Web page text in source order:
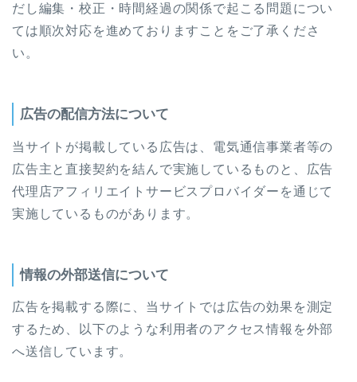
だし編集・校正・時間経過の関係で起こる問題につい
ては順次対応を進めておりますことをご了承くださ
い。
広告の配信方法について
当サイトが掲載している広告は、電気通信事業者等の
広告主と直接契約を結んで実施しているものと、広告
代理店アフィリエイトサービスプロバイダーを通じて
実施しているものがあります。
情報の外部送信について
広告を掲載する際に、当サイトでは広告の効果を測定
するため、以下のような利用者のアクセス情報を外部
へ送信しています。